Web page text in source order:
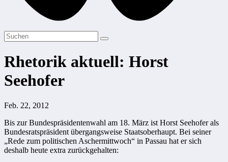
Rhetorik aktuell: Horst
Seehofer
Feb. 22, 2012
Bis zur Bundespräsidentenwahl am 18. März ist Horst Seehofer als
Bundesratspräsident übergangsweise Staatsoberhaupt. Bei seiner
„Rede zum politischen Aschermittwoch“ in Passau hat er sich
deshalb heute extra zurückgehalten: